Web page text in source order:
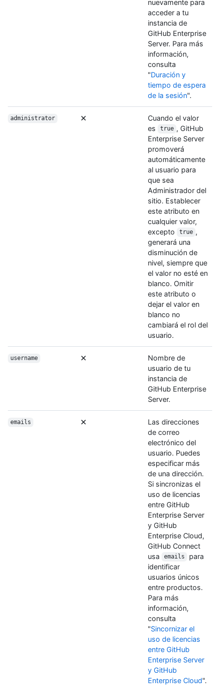
nuevamente para
acceder a tu
instancia de
GitHub Enterprise
Server. Para más
información,
consulta
"Duración y
tiempo de espera
de la sesión".
administrator
Cuando el valor
es
true , GitHub
Enterprise Server
promoverá
automáticamente
al usuario para
que sea
Administrador del
sitio. Establecer
este atributo en
cualquier valor,
excepto
true ,
generará una
disminución de
nivel, siempre que
el valor no esté en
blanco. Omitir
este atributo o
dejar el valor en
blanco no
cambiará el rol del
usuario.
username
Nombre de
usuario de tu
instancia de
GitHub Enterprise
Server.
emails
Las direcciones
de correo
electrónico del
usuario. Puedes
especificar más
de una dirección.
Si sincronizas el
uso de licencias
entre GitHub
Enterprise Server
y GitHub
Enterprise Cloud,
GitHub Connect
usa
emails
para
identificar
usuarios únicos
entre productos.
Para más
información,
consulta
"Sincornizar el
uso de licencias
entre GitHub
Enterprise Server
y GitHub
Enterprise Cloud".